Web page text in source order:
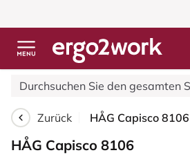
Zurück
HÅG Capisco 8106